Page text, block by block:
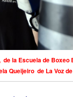
de la Escuela de Boxeo
Queijeiro de La Voz